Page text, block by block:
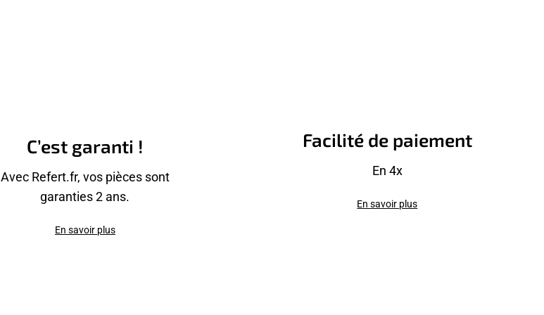
C’est garanti !
Avec Refert.fr, vos pièces sont
garanties 2 ans.
En savoir plus
Facilité de paiement
En 4x
En savoir plus